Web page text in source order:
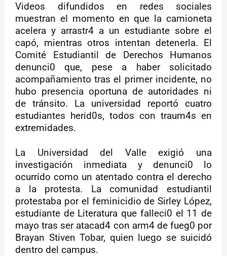
Videos difundidos en redes sociales
muestran el momento en que la camioneta
acelera y arrastr4 a un estudiante sobre el
capó, mientras otros intentan detenerla. El
Comité Estudiantil de Derechos Humanos
denunci0 que, pese a haber solicitado
acompañamiento tras el primer incidente, no
hubo presencia oportuna de autoridades ni
de tránsito. La universidad reportó cuatro
estudiantes herid0s, todos con traum4s en
extremidades.
La Universidad del Valle exigió una
investigación inmediata y denunci0 lo
ocurrido como un atentado contra el derecho
a la protesta. La comunidad estudiantil
protestaba por el feminicidio de Sirley López,
estudiante de Literatura que falleci0 el 11 de
mayo tras ser atacad4 con arm4 de fueg0 por
Brayan Stiven Tobar, quien luego se suicidó
dentro del campus.